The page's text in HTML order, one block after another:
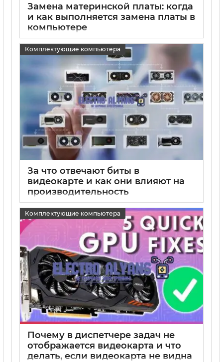
Замена материнской платы: когда
и как выполняется замена платы в
компьютере
15 05 2025 0
Комплектующие компьютера
За что отвечают биты в
видеокарте и как они влияют на
производительность
15 05 2025 0
Комплектующие компьютера
Почему в диспетчере задач не
отображается видеокарта и что
делать, если видеокарта не видна